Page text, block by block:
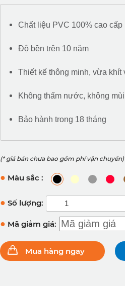
Chất liệu PVC 100% cao cấp
Độ bền trên 10 năm
Thiết kế thông minh, vừa khít
Không thấm nước, không
Bảo hành trong 18 tháng
(* giá bán chưa bao gồm phí vận chuyển)
● Màu sắc :
● Số lượng:
● Mã giảm giá:
Mua hàng ngay